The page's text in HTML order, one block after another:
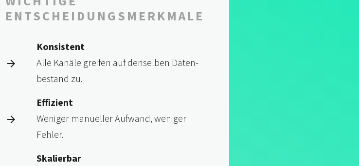
ENTSCHEIDUNGS­MERKMALE
Konsistent
Alle Kanäle greifen auf den­selben Daten­
bestand zu.
Effizient
Weniger manu­eller Auf­wand, weniger
Fehler.
Skalierbar